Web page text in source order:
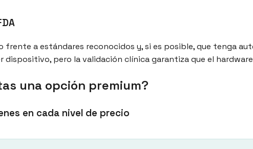
a estándares reconocidos y, si es posible, que tenga
dispositivo, pero la validación clínica garantiza que el
una opción premium?
en cada nivel de precio